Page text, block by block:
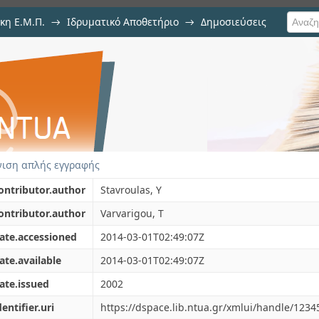
Ε.Μ.Π. → Ιδρυματικό Αποθετήριο → Δημοσιεύσεις
automatic Database
απλής εγγραφής
Stavroulas, Y
Varvarigou, T
2014-03-01T02:49:07Z
2014-03-01T02:49:07Z
2002
https://dspace.lib.ntua.gr/xmlui/handle/